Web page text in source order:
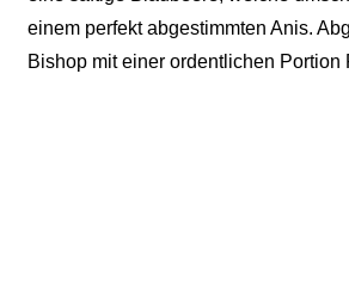
einem perfekt abgestimmten Anis.
Bishop mit einer ordentlichen Portion